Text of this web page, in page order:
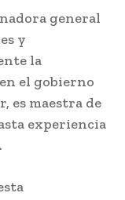
general
y
la
el gobierno
es maestra de
experiencia